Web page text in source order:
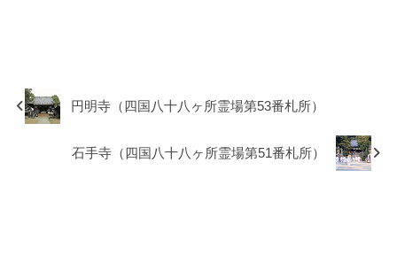
円明寺（四国八十八ヶ所霊場第53番札所）
石手寺（四国八十八ヶ所霊場第51番札所）